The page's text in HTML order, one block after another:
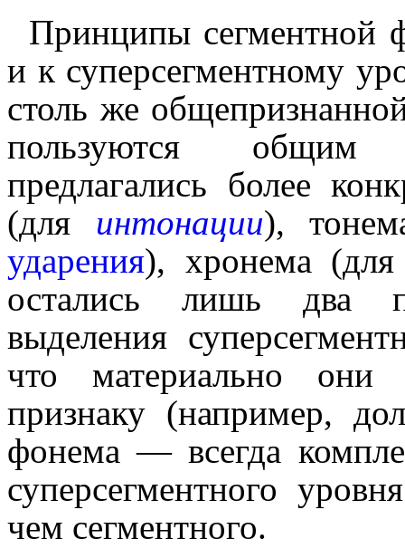
Принципы сегментной
и к суперсегментному
столь же
пользуются
предлагались более
(для интона­ции),
ударения), хронема (для
остались лишь два
выделения
что материально они
признаку (напри­мер,
фонема — всегда
суперсегментного
чем сегментного.